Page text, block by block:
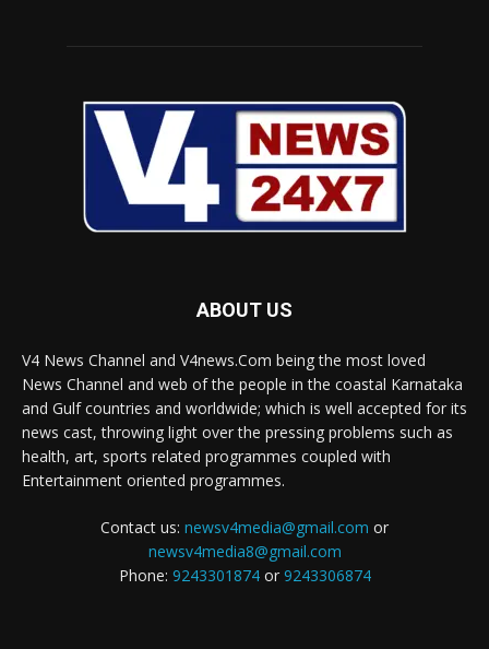
ABOUT US
V4 News Channel and V4news.Com being the most loved
News Channel and web of the people in the coastal Karnataka
and Gulf countries and worldwide; which is well accepted for its
news cast, throwing light over the pressing problems such as
health, art, sports related programmes coupled with
Entertainment oriented programmes.
Contact us: newsv4media@gmail.com or
newsv4media8@gmail.com
Phone: 9243301874or 9243306874